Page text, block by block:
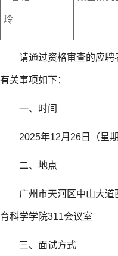
玲
请通过资格审查的应
有关事项如下：
一、时间
2025年12月26日（星
二、地点
广州市天河区中山大
育科学学院311会议室
三、面试方式